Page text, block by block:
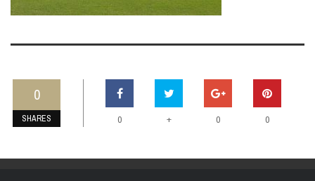
0
SHARES 0 + 0 0